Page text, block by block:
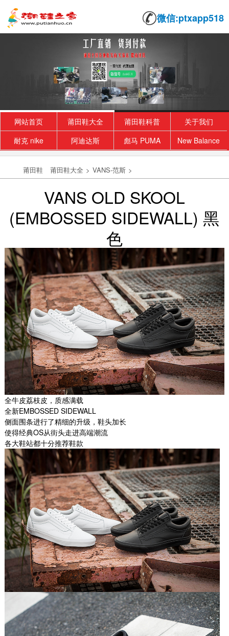
微信:ptxapp518
网站首页 莆田鞋大全 莆田鞋科普
关于我们
耐克 nike
阿迪达斯 彪马 PUMA New Balance
莆田鞋 莆田鞋大全 > VANS-范斯 >
VANS OLD SKOOL
(EMBOSSED SIDEWALL) 黑
色
全牛皮荔枝皮，质感满载
全新EMBOSSED SIDEWALL
侧面围条进行了精细的升级，鞋头加长
使得经典OS从街头走进高端潮流
各大鞋站都十分推荐鞋款